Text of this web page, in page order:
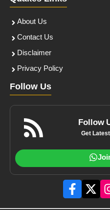
About Us
Contact Us
Disclaimer
Privacy Policy
Follow Us
Follow
Get